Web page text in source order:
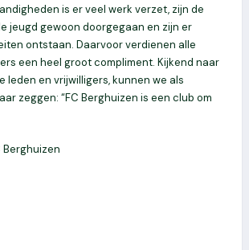
is er veel werk verzet, zijn de
jeugd gewoon doorgegaan en zijn er
ontstaan. Daarvoor verdienen alle
een heel groot compliment. Kijkend naar
leden en vrijwilligers, kunnen we als
zeggen: “FC Berghuizen is een club om